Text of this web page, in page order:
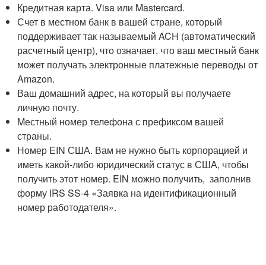
Кредитная карта. Visa или Mastercard.
Счет в местном банк в вашей стране, который
поддерживает так называемый ACH (автоматический
расчетный центр), что означает, что ваш местный банк
может получать электронные платежные переводы от
Amazon.
Ваш домашний адрес, на который вы получаете
личную почту.
Mестный номер телефона с префиксом вашей
страны.
Номер EIN США. Вам не нужно быть корпорацией и
иметь какой-либо юридический статус в США, чтобы
получить этот номер. EIN можно получить, заполнив
форму IRS SS-4 «Заявка на идентификационный
номер работодателя».